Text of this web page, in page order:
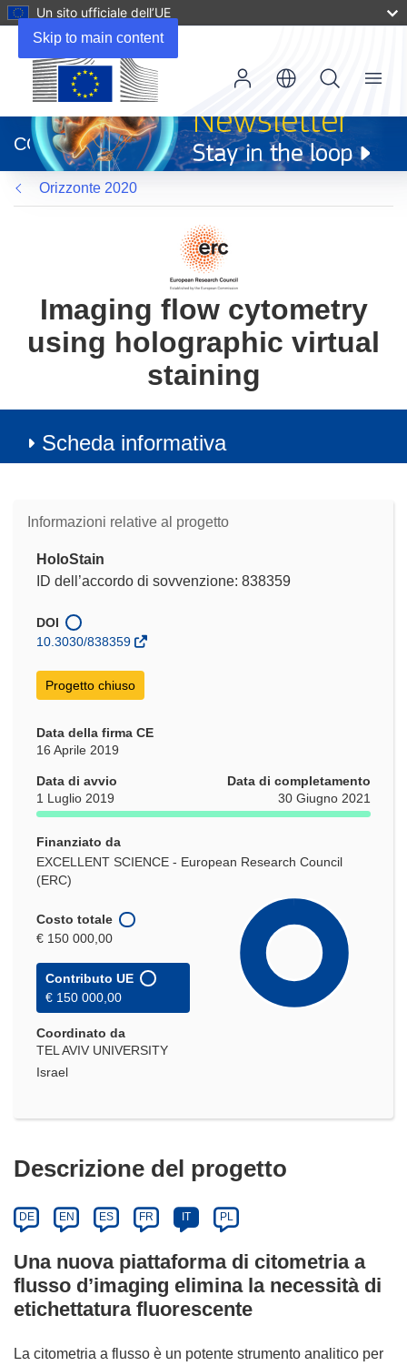
Skip to main content
Un sito ufficiale dell’UE
apre
in
una
nuova
finestra)
CORDIS
Menu
Orizzonte 2020
Imaging flow cytometry
using holographic virtual
staining
Scheda informativa
Informazioni relative al progetto
HoloStain
ID dell’accordo di sovvenzione: 838359
DOI
10.3030/838359
Progetto chiuso
Data della firma CE
16 Aprile 2019
Data di avvio
1 Luglio 2019
Data di completamento
30 Giugno 2021
Finanziato da
EXCELLENT SCIENCE - European Research Council
(ERC)
Costo totale
€ 150 000,00
Contributo UE
€ 150 000,00
Coordinato da
TEL AVIV UNIVERSITY
Israel
Descrizione del progetto
DE EN ES FR IT PL
Una nuova piattaforma di citometria a
flusso d’imaging elimina la necessità di
etichettatura fluorescente
La citometria a flusso è un potente strumento analitico per